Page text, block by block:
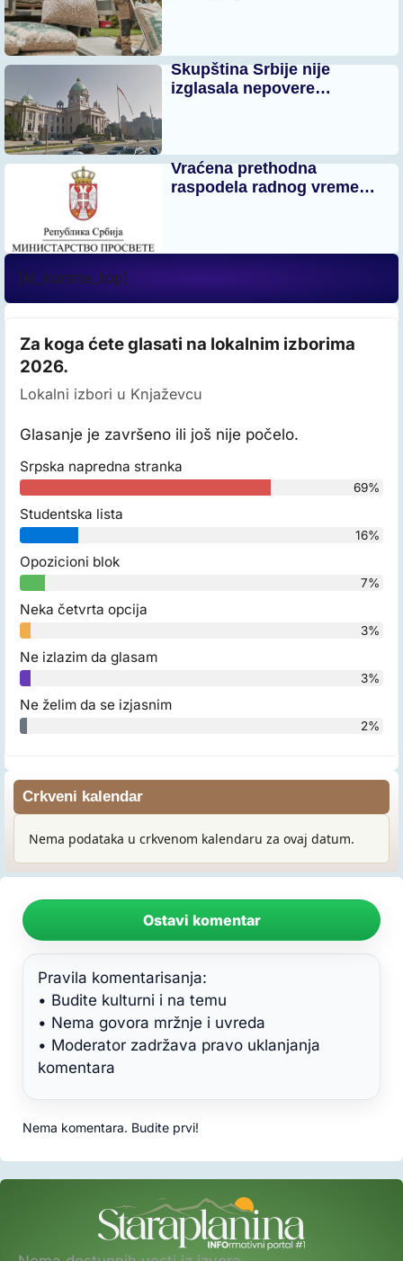
Skupština Srbije nije
izglasala nepovere…
Vraćena prethodna
raspodela radnog vreme…
[kl_kursna_top]
Za koga ćete glasati na lokalnim izborima
2026.
Lokalni izbori u Knjaževcu
Glasanje je završeno ili još nije počelo.
Srpska napredna stranka
69%
Studentska lista
16%
Opozicioni blok
7%
Neka četvrta opcija
3%
Ne izlazim da glasam
3%
Ne želim da se izjasnim
2%
Crkveni kalendar
Nema podataka u crkvenom kalendaru za ovaj datum.
Ostavi komentar
Pravila komentarisanja:
• Budite kulturni i na temu
• Nema govora mržnje i uvreda
• Moderator zadržava pravo uklanjanja
komentara
Nema komentara. Budite prvi!